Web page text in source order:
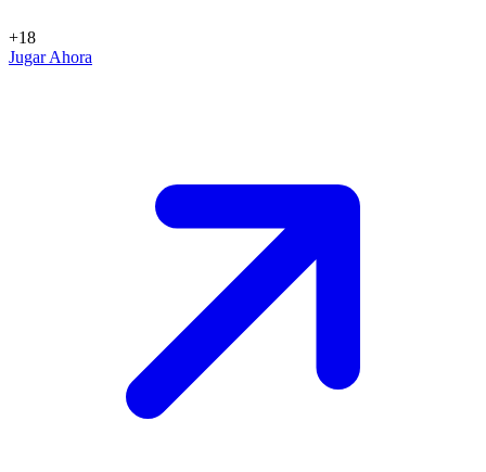
+18
Jugar Ahora